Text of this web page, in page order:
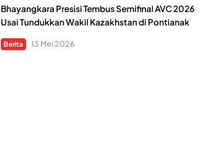
Bhayangkara Presisi Tembus Semifinal AVC 2026
Usai Tundukkan Wakil Kazakhstan di Pontianak
Berita 13 Mei 2026